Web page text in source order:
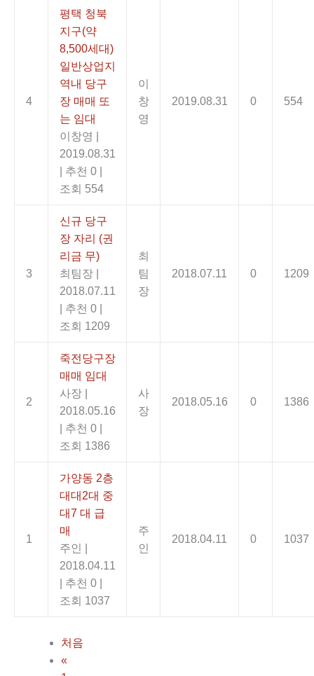
4
평택 청북
지구(약
8,500세대)
일반상업지
역내 당구
장 매매 또
는 임대
이창영
2019.08.31
추천 0
조회 554
이
창
영
2019.08.31 0 554
3
신규 당구
장 자리 (권
리금 무)
최팀장
2018.07.11
추천 0
조회 1209
최
팀
장
2018.07.11 0 1209
2
죽전당구장
매매 임대
사장
2018.05.16
추천 0
조회 1386
사
장
2018.05.16 0 1386
1
가양동 2층
대대2대 중
대7 대 급
매
주인
2018.04.11
추천 0
조회 1037
주
인
2018.04.11 0 1037
처음
«